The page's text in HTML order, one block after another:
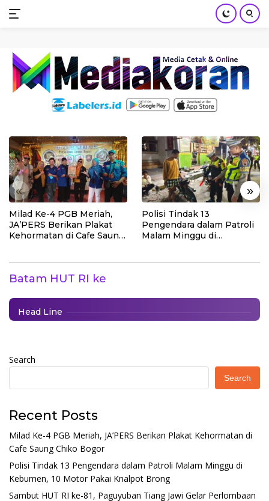
Skip
content
« »
Milad Ke-4 PGB Meriah,
JA’PERS Berikan Plakat
Kehormatan di Cafe Saung
Polisi Tindak 13
Pengendara dalam Patroli
Malam Minggu di
Batam HUT RI ke
PT Makmur Elok Graha dan Warga
HUT ke-80 RI di Eks RSKI Pulau Galang
Berita | August 18, 2025
Head Line
Search
Search
Recent Posts
Milad Ke-4 PGB Meriah, JA’PERS Berikan Plakat Kehormatan di
Cafe Saung Chiko Bogor
Polisi Tindak 13 Pengendara dalam Patroli Malam Minggu di
Kebumen, 10 Motor Pakai Knalpot Brong
Sambut HUT RI ke-81, Paguyuban Tiang Jawi Gelar Perlombaan